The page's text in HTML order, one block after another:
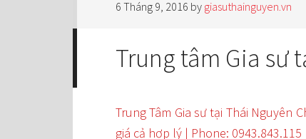
6 Tháng 9, 2016 by giasuthainguyen.vn
Trung tâm Gia sư
Trung Tâm Gia sư tại Thái Nguyên
giá cả hợp lý | Phone: 0943.843.115